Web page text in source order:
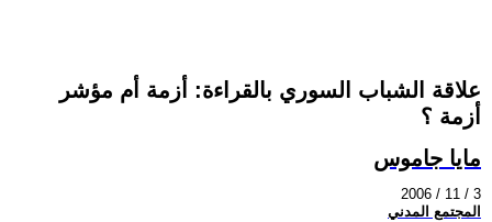
علاقة الشباب السوري بالقراءة: أزمة أم مؤشر
أزمة ؟
مايا جاموس
2006 / 11 / 3
المجتمع المدني